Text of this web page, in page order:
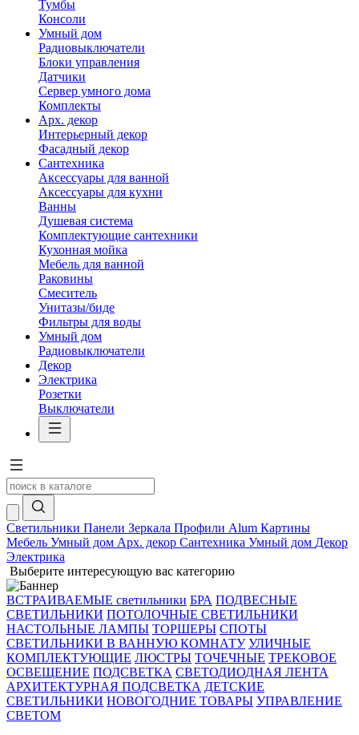
Тумбы
Консоли
Умный дом
Радиовыключатели
Блоки управления
Датчики
Сервер умного дома
Комплекты
Арх. декор
Интерьерный декор
Фасадный декор
Сантехника
Аксессуары для ванной
Аксессуары для кухни
Ванны
Душевая система
Комплектующие сантехники
Кухонная мойка
Мебель для ванной
Раковины
Смеситель
Унитазы/биде
Фильтры для воды
Умный дом
Радиовыключатели
Декор
Электрика
Розетки
Выключатели
Светильники Панели Зеркала Профили Alum Картины
Мебель Умный дом Арх. декор Сантехника Умный дом Декор
Электрика
Выберите интересующую вас категорию
ВСТРАИВАЕМЫЕ светильники БРА ПОДВЕСНЫЕ
СВЕТИЛЬНИКИ ПОТОЛОЧНЫЕ СВЕТИЛЬНИКИ
НАСТОЛЬНЫЕ ЛАМПЫ ТОРШЕРЫ СПОТЫ
СВЕТИЛЬНИКИ В ВАННУЮ КОМНАТУ УЛИЧНЫЕ
КОМПЛЕКТУЮЩИЕ ЛЮСТРЫ ТОЧЕЧНЫЕ ТРЕКОВОЕ
ОСВЕЩЕНИЕ ПОДСВЕТКА СВЕТОДИОДНАЯ ЛЕНТА
АРХИТЕКТУРНАЯ ПОДСВЕТКА ДЕТСКИЕ
СВЕТИЛЬНИКИ НОВОГОДНИЕ ТОВАРЫ УПРАВЛЕНИЕ
СВЕТОМ